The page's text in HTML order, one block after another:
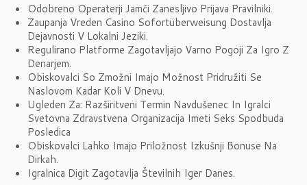
Odobreno Operaterji Jamči Zanesljivo Prijava Pravilniki.
Zaupanja Vreden Casino Sofortüberweisung Dostavlja
Dejavnosti V Lokalni Jeziki.
Regulirano Platforme Zagotavljajo Varno Pogoji Za Igro Z
Denarjem.
Obiskovalci So Zmožni Imajo Možnost Pridružiti Se
Naslovom Kadar Koli V Dnevu.
Ugleden Za: Razširitveni Termin Navdušenec In Igralci
Svetovna Zdravstvena Organizacija Imeti Seks Spodbuda
Posledica
Obiskovalci Lahko Imajo Priložnost Izkušnji Bonuse Na
Dirkah.
Igralnica Digit Zagotavlja Številnih Iger Danes.